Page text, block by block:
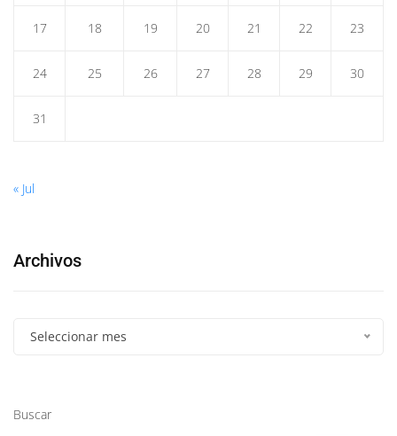
17 18 19 20 21 22 23
24 25 26 27 28 29 30
31
« Jul
Archivos
Seleccionar mes
Buscar